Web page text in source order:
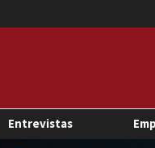
Entrevistas